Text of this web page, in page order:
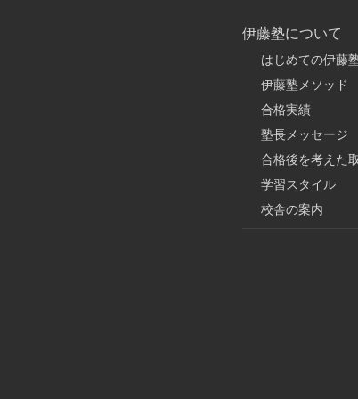
伊藤塾について
はじめての伊藤
伊藤塾メソッド
合格実績
塾長メッセージ
合格後を考えた
学習スタイル
校舎の案内